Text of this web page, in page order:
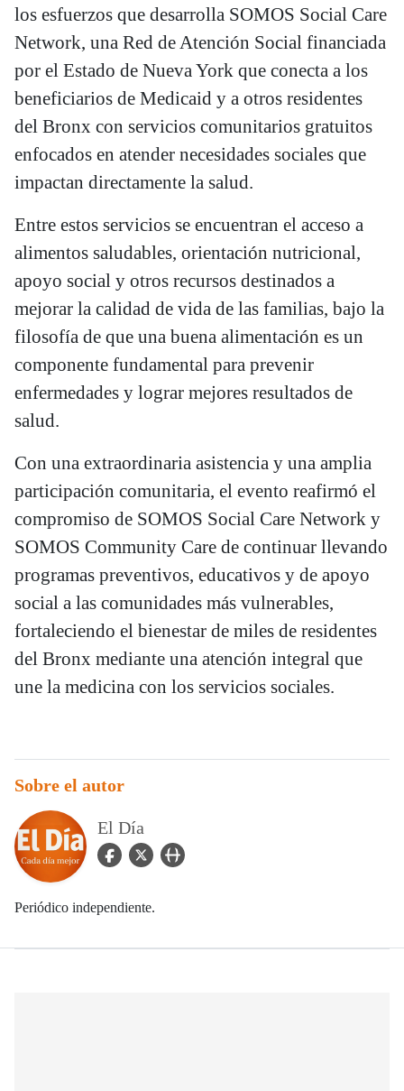
los esfuerzos que desarrolla SOMOS Social Care
Network, una Red de Atención Social financiada
por el Estado de Nueva York que conecta a los
beneficiarios de Medicaid y a otros residentes
del Bronx con servicios comunitarios gratuitos
enfocados en atender necesidades sociales que
impactan directamente la salud.
Entre estos servicios se encuentran el acceso a
alimentos saludables, orientación nutricional,
apoyo social y otros recursos destinados a
mejorar la calidad de vida de las familias, bajo la
filosofía de que una buena alimentación es un
componente fundamental para prevenir
enfermedades y lograr mejores resultados de
salud.
Con una extraordinaria asistencia y una amplia
participación comunitaria, el evento reafirmó el
compromiso de SOMOS Social Care Network y
SOMOS Community Care de continuar llevando
programas preventivos, educativos y de apoyo
social a las comunidades más vulnerables,
fortaleciendo el bienestar de miles de residentes
del Bronx mediante una atención integral que
une la medicina con los servicios sociales.
Sobre el autor
El Día
facebook Icon
twitter Iconuser_url Icon
Periódico independiente.